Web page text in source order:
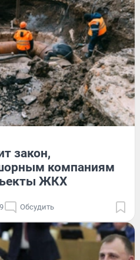
закон,
компаниям
ЖКХ
Обсудить